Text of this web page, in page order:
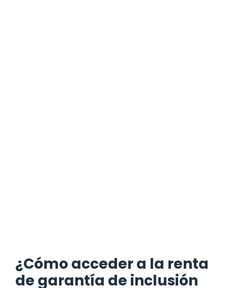
¿Cómo acceder a la renta
de garantía de inclusión